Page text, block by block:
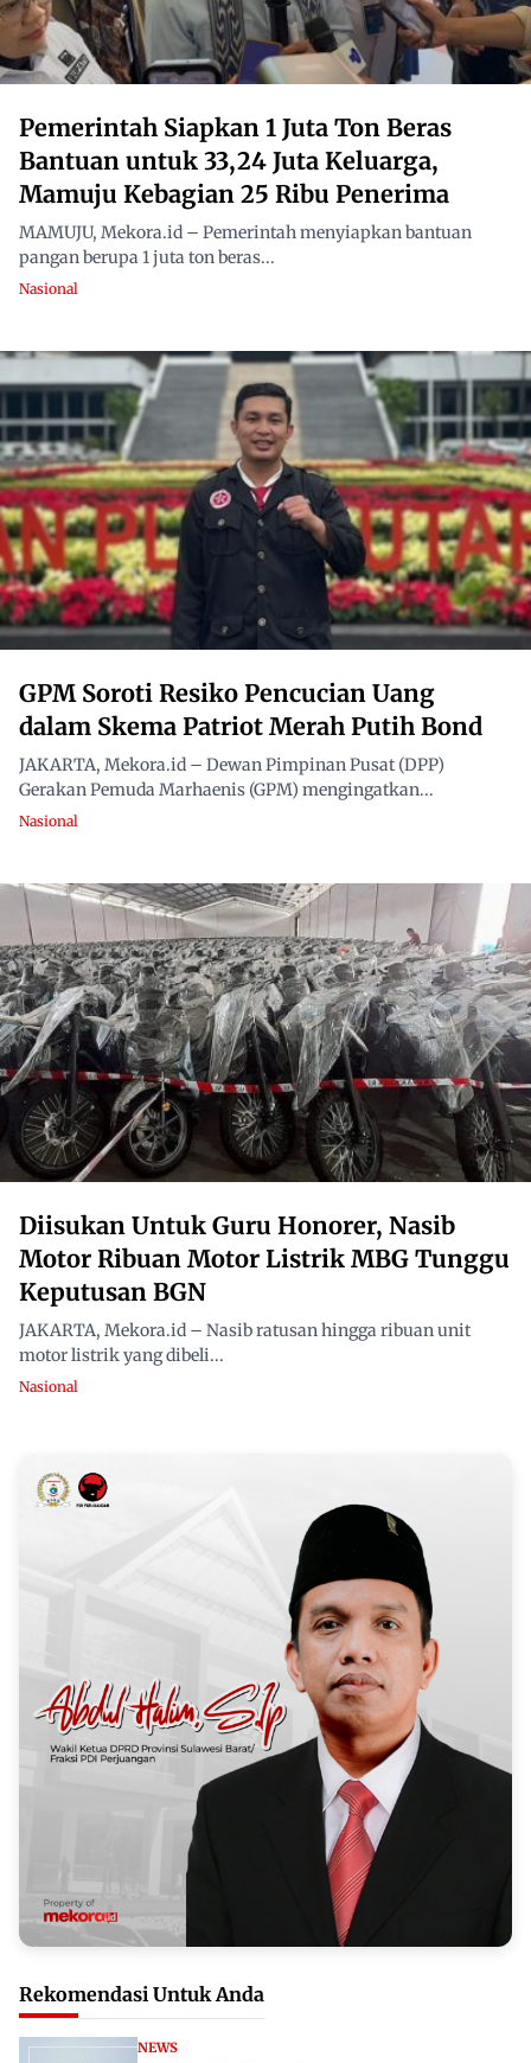
Pemerintah Siapkan 1 Juta Ton Beras
Bantuan untuk 33,24 Juta Keluarga,
Mamuju Kebagian 25 Ribu Penerima
MAMUJU, Mekora.id – Pemerintah menyiapkan bantuan
pangan berupa 1 juta ton beras...
Nasional
GPM Soroti Resiko Pencucian Uang
dalam Skema Patriot Merah Putih Bond
JAKARTA, Mekora.id – Dewan Pimpinan Pusat (DPP)
Gerakan Pemuda Marhaenis (GPM) mengingatkan...
Nasional
Diisukan Untuk Guru Honorer, Nasib
Motor Ribuan Motor Listrik MBG Tunggu
Keputusan BGN
JAKARTA, Mekora.id – Nasib ratusan hingga ribuan unit
motor listrik yang dibeli...
Nasional
Rekomendasi Untuk Anda
NEWS